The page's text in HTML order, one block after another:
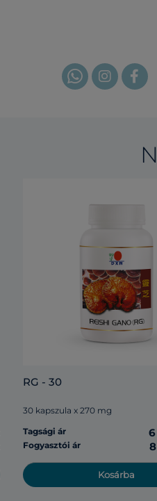
RG - 30
30 kapszula x 270 mg
Tagsági ár
Fogyasztói ár
Kosárba